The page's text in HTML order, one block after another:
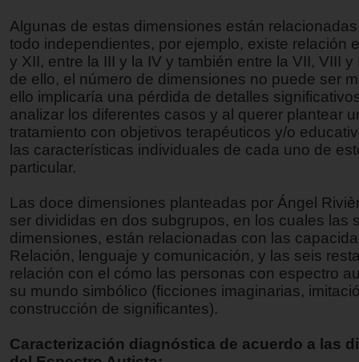
Algunas de estas dimensiones están
todo independientes, por ejemplo, existe relación
y XII, entre la III y la IV y también entre la VII, VIII y
de ello, el número de dimensiones no puede ser
ello implicaría una pérdida de detalles
analizar los diferentes casos y al querer plantear
tratamiento con objetivos terapéuticos y/o
las características individuales de cada uno de
particular.
Las doce dimensiones planteadas por Ángel
ser divididas en dos subgrupos, en los cuales las
dimensiones, están relacionadas con las
Relación, lenguaje y comunicación, y las seis
relación con el cómo las personas con espectro
su mundo simbólico (ficciones imaginarias,
construcción de significantes).
Caracterización diagnóstica de acuerdo a las